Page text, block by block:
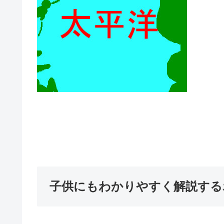
子供にもわかりやすく解説す